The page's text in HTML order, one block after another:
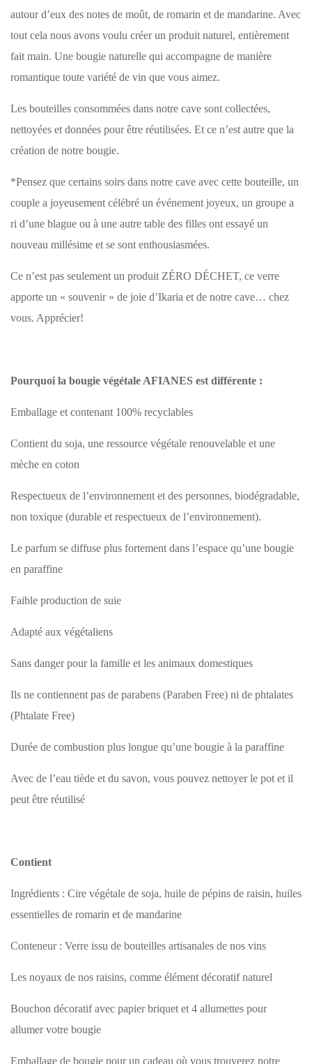
autour d’eux des notes de moût, de romarin et de mandarine. Avec
tout cela nous avons voulu créer un produit naturel, entièrement
fait main. Une bougie naturelle qui accompagne de manière
romantique toute variété de vin que vous aimez.
Les bouteilles consommées dans notre cave sont collectées,
nettoyées et données pour être réutilisées. Et ce n’est autre que la
création de notre bougie.
*Pensez que certains soirs dans notre cave avec cette bouteille, un
couple a joyeusement célébré un événement joyeux, un groupe a
ri d’une blague ou à une autre table des filles ont essayé un
nouveau millésime et se sont enthousiasmées.
Ce n’est pas seulement un produit ZÉRO DÉCHET, ce verre
apporte un « souvenir » de joie d’Ikaria et de notre cave… chez
vous. Apprécier!
Pourquoi la bougie végétale AFIANES est différente :
Emballage et contenant 100% recyclables
Contient du soja, une ressource végétale renouvelable et une
mèche en coton
Respectueux de l’environnement et des personnes, biodégradable,
non toxique (durable et respectueux de l’environnement).
Le parfum se diffuse plus fortement dans l’espace qu’une bougie
en paraffine
Faible production de suie
Adapté aux végétaliens
Sans danger pour la famille et les animaux domestiques
Ils ne contiennent pas de parabens (Paraben Free) ni de phtalates
(Phtalate Free)
Durée de combustion plus longue qu’une bougie à la paraffine
Avec de l’eau tiède et du savon, vous pouvez nettoyer le pot et il
peut être réutilisé
Contient
Ingrédients : Cire végétale de soja, huile de pépins de raisin, huiles
essentielles de romarin et de mandarine
Conteneur : Verre issu de bouteilles artisanales de nos vins
Les noyaux de nos raisins, comme élément décoratif naturel
Bouchon décoratif avec papier briquet et 4 allumettes pour
allumer votre bougie
Emballage de bougie pour un cadeau où vous trouverez notre